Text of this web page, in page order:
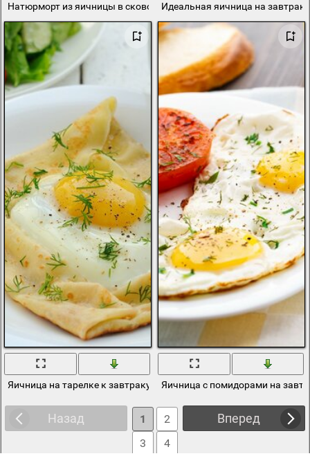
Натюрморт из яичницы в сковороде, хлеба и лука
Идеальная яичница на завтрак
Яичница на тарелке к завтраку Яичница с помидорами на
Назад Вперед
1
2
3
4